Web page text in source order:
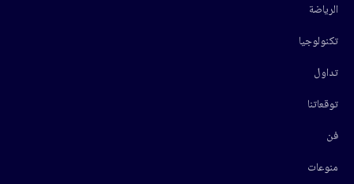
الرياضة
تكنولوجيا
تداول
توقعاتنا
فن
منوعات